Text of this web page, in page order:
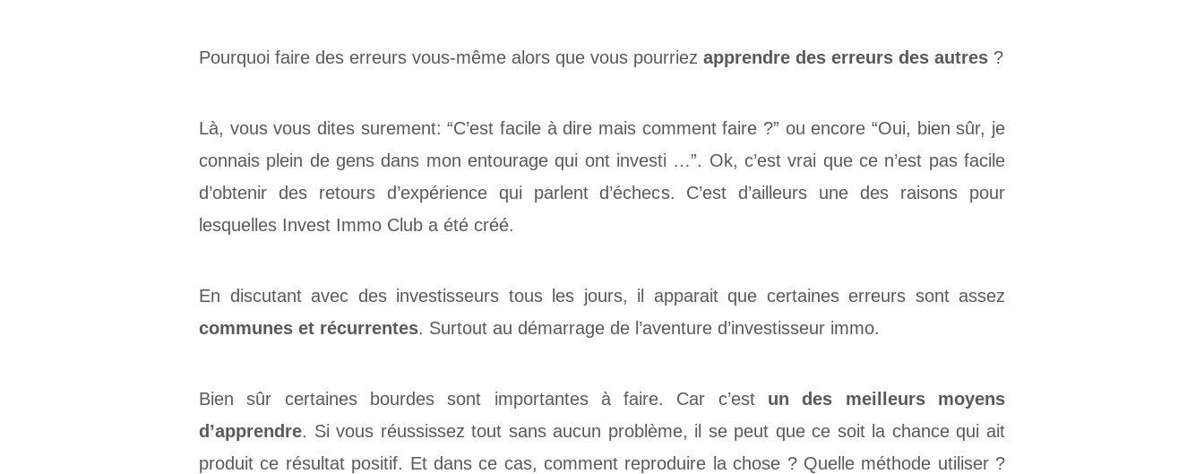
Pourquoi faire des erreurs vous-même alors que vous pourriez apprendre des erreurs des autres ?
Là, vous vous dites surement: “C’est facile à dire mais comment faire ?” ou encore “Oui, bien sûr, je
connais plein de gens dans mon entourage qui ont investi …”. Ok, c’est vrai que ce n’est pas facile
d’obtenir des retours d’expérience qui parlent d’échecs. C’est d’ailleurs une des raisons pour
lesquelles Invest Immo Club a été créé.
En discutant avec des investisseurs tous les jours, il apparait que certaines erreurs sont assez
communes et récurrentes. Surtout au démarrage de l’aventure d’investisseur immo.
Bien sûr certaines bourdes sont importantes à faire. Car c’est un des meilleurs moyens
d’apprendre. Si vous réussissez tout sans aucun problème, il se peut que ce soit la chance qui ait
produit ce résultat positif. Et dans ce cas, comment reproduire la chose ? Quelle méthode utiliser ?